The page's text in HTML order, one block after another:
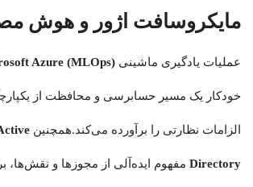
مایکروسافت اژور و هوش
عملیات یادگیری ماشینی Azure (MLOps)
خودکار یک مسیر حسابرسی و محافظت از
الزامات نظارتی را برآورده می‌کند.همچنین
Directory مفهوم ایده‌آلی از مجوزها و نقش‌ها،